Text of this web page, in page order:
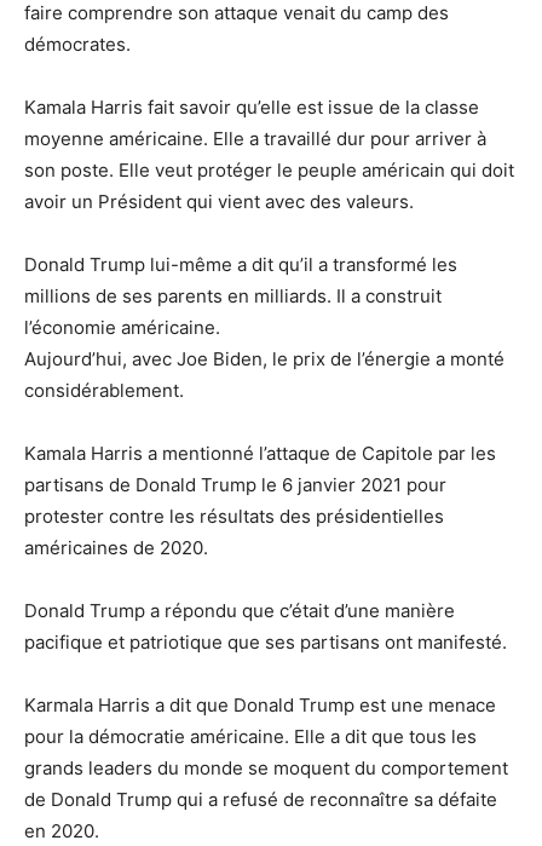
faire comprendre son attaque venait du camp des
démocrates.
Kamala Harris fait savoir qu’elle est issue de la classe
moyenne américaine. Elle a travaillé dur pour arriver à
son poste. Elle veut protéger le peuple américain qui doit
avoir un Président qui vient avec des valeurs.
Donald Trump lui-même a dit qu’il a transformé les
millions de ses parents en milliards. Il a construit
l’économie américaine.
Aujourd’hui, avec Joe Biden, le prix de l’énergie a monté
considérablement.
Kamala Harris a mentionné l’attaque de Capitole par les
partisans de Donald Trump le 6 janvier 2021 pour
protester contre les résultats des présidentielles
américaines de 2020.
Donald Trump a répondu que c’était d’une manière
pacifique et patriotique que ses partisans ont manifesté.
Karmala Harris a dit que Donald Trump est une menace
pour la démocratie américaine. Elle a dit que tous les
grands leaders du monde se moquent du comportement
de Donald Trump qui a refusé de reconnaître sa défaite
en 2020.